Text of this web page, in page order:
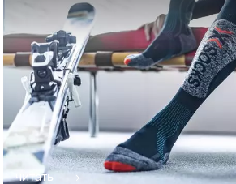
читать